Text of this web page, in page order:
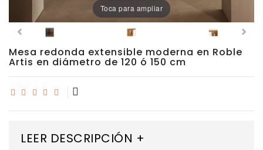
Dekton
Exterior/jardín
Toca para ampliar
Mesa redonda extensible moderna en Roble
Artis en diámetro de 120 ó 150 cm
LEER DESCRIPCIÓN +